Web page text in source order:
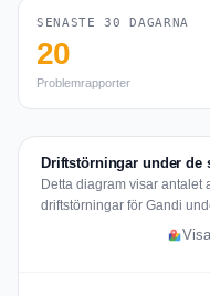
SENASTE 30 DAGARNA
20
Problemrapporter
Driftstörningar under de
Detta diagram visar antalet
driftstörningar för Gandi